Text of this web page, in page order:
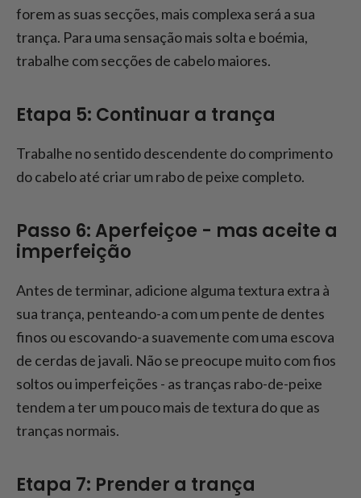
forem as suas secções, mais complexa será a sua
trança. Para uma sensação mais solta e boémia,
trabalhe com secções de cabelo maiores.
Etapa 5: Continuar a trança
Trabalhe no sentido descendente do comprimento
do cabelo até criar um rabo de peixe completo.
Passo 6: Aperfeiçoe - mas aceite a
imperfeição
Antes de terminar, adicione alguma textura extra à
sua trança, penteando-a com um pente de dentes
finos ou escovando-a suavemente com uma escova
de cerdas de javali. Não se preocupe muito com fios
soltos ou imperfeições - as tranças rabo-de-peixe
tendem a ter um pouco mais de textura do que as
tranças normais.
Etapa 7: Prender a trança